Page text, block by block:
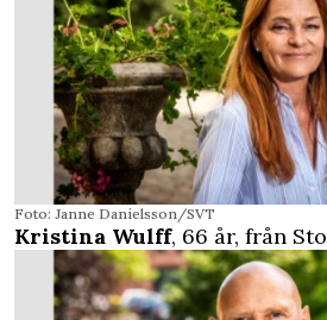
Foto: Janne Danielsson/SVT
Kristina Wulff, 66 år, från